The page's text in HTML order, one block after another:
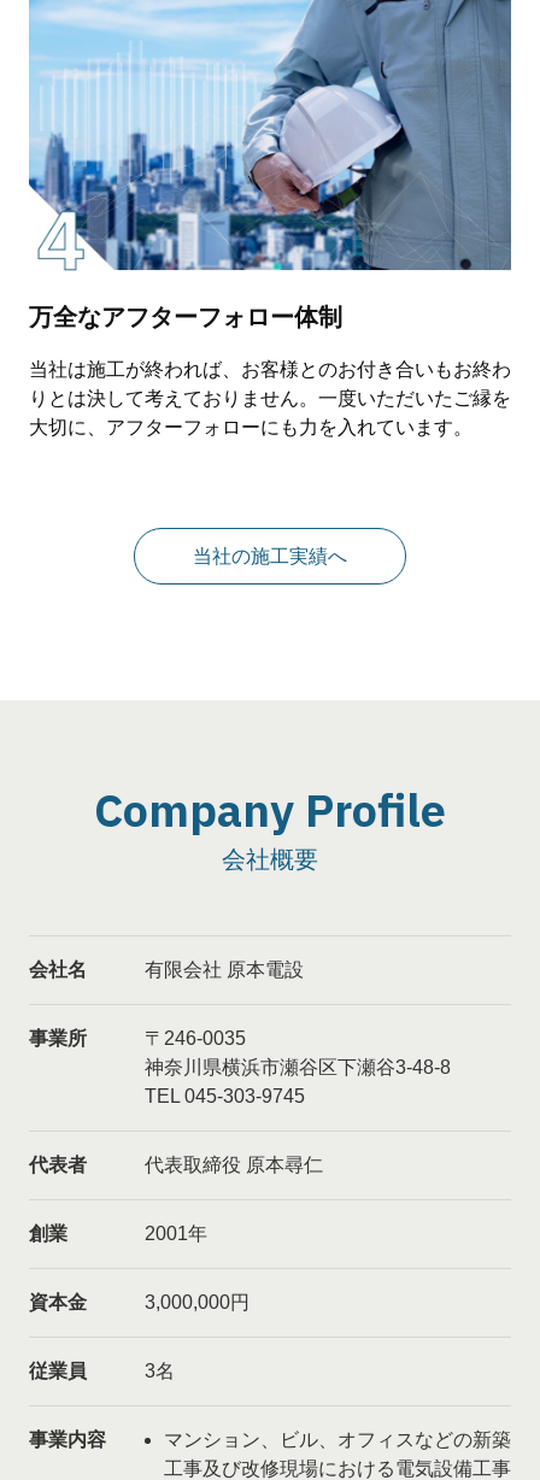
万全なアフターフォロー体制
当社は施工が終われば、お客様とのお付き合いもお終わ
りとは決して考えておりません。一度いただいたご縁を
大切に、アフターフォローにも力を入れています。
当社の施工実績へ
Company Profile
会社概要
会社名 有限会社 原本電設
事業所
〒246-0035
神奈川県横浜市瀬谷区下瀬谷3-48-8
TEL 045-303-9745
代表者 代表取締役 原本尋仁
創業 2001年
資本金 3,000,000円
従業員 3名
事業内容
マンション、ビル、オフィスなどの新築
工事及び改修現場における電気設備工事